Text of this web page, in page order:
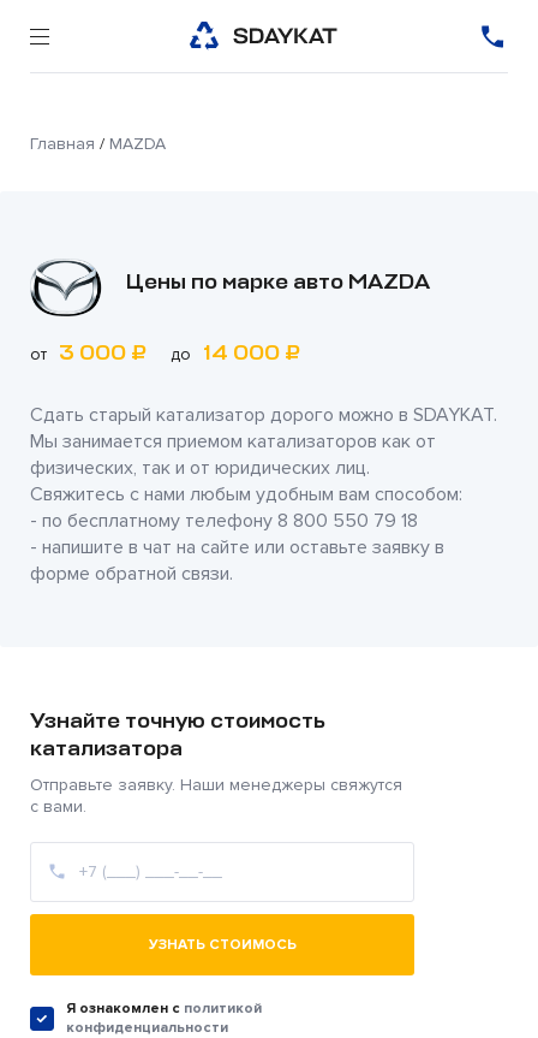
Главная / MAZDA
Цены по марке авто MAZDA
от 3 000 ₽ до 14 000 ₽
Сдать старый катализатор дорого можно в SDAYKAT.
Мы занимается приемом катализаторов как от
физических, так и от юридических лиц.
Свяжитесь с нами любым удобным вам способом:
- по бесплатному телефону 8 800 550 79 18
- напишите в чат на сайте или оставьте заявку в
форме обратной связи.
Узнайте точную стоимость
катализатора
Отправьте заявку. Наши менеджеры свяжутся
с вами.
УЗНАТЬ СТОИМОСЬ
Я ознакомлен c политикой
конфиденциальности